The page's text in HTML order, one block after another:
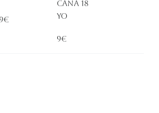
9€
CANA 18
YO
9€